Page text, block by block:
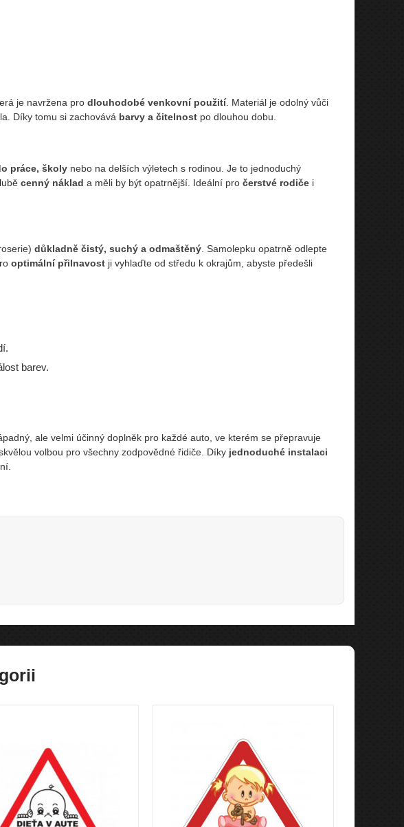
je navržena pro dlouhodobé venkovní použití. Materiál je odolný vůči
Díky tomu si zachovává barvy a čitelnostpo dlouhou dobu.
práce, školynebo na delších výletech s rodinou. Je to jednoduchý
cenný náklad a měli by být opatrnější. Ideální pro čerstvé rodičei
důkladně čistý, suchý a odmaštěný. Samolepku opatrně odlepte
optimální přilnavostji vyhlaďte od středu k okrajům, abyste předešli
barev.
ale velmi účinný doplněk pro každé auto, ve kterém se přepravuje
volbou pro všechny zodpovědné řidiče. Díky jednoduché instalaci